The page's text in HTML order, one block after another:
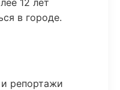
12 лет
в городе.
репортажи